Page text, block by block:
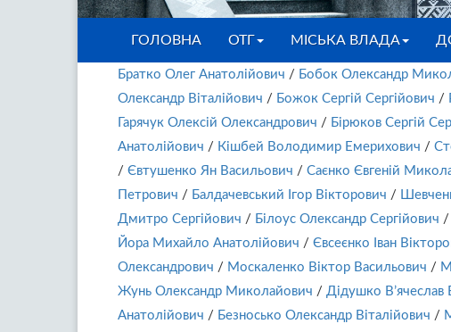
ГОЛОВНА ОТГ МІСЬКА ВЛАДА
Братко Олег Анатолійович / Бобок Олександр
Олександр Віталійович / Божок Сергій Сергійович /
Гарячук Олексій Олександрович / Бірюков Сергій
Анатолійович / Кішбей Володимир Емерихович /
/ Євтушенко Ян Васильович / Саєнко Євгеній
Петрович / Балдачевський Ігор Вікторович /
Дмитро Сергійович / Білоус Олександр Сергійович /
Йора Михайло Анатолійович / Євсеєнко Іван
Олександрович / Москаленко Віктор Васильович /
Жунь Олександр Миколайович / Дідушко В’ячеслав
Анатолійович / Безносько Олександр Віталійович /